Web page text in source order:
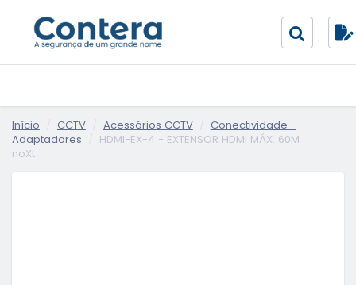
Início CCTV Acessórios CCTV
Conectividade -
Adaptadores
HDMI-EX-4 - EXTENSOR HDMI MÁX. 60M
noXt